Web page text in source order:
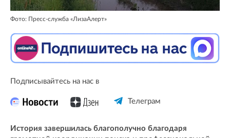
Фото: Пресс-служба «ЛизаАлерт»
Подписывайтесь на нас в
Телеграм
История завершилась благополучно благодаря